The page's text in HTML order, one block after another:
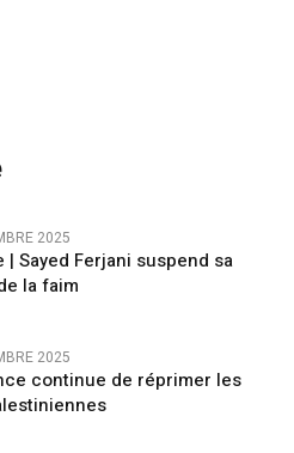
2025
| Sayed Ferjani suspend sa
la faim
2025
continue de réprimer les